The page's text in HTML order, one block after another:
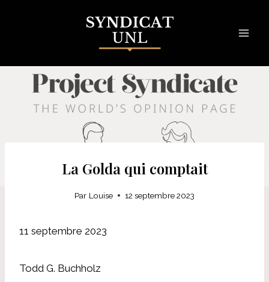
La Golda qui comptait
Par Louise 12 septembre 2023
11 septembre 2023
Todd G. Buchholz